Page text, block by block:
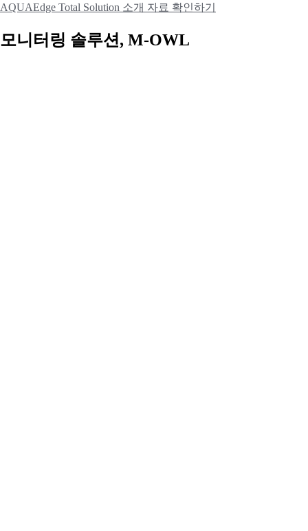
AQUAEdge Total Solution 소개 자료 확인하기
모니터링 솔루션, M-OWL